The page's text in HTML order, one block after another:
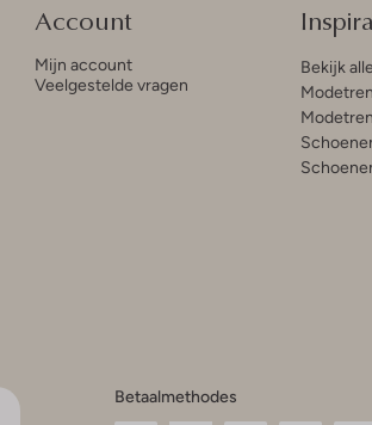
Account
Mijn account
Veelgestelde vragen
Bekijk
Betaalmethodes